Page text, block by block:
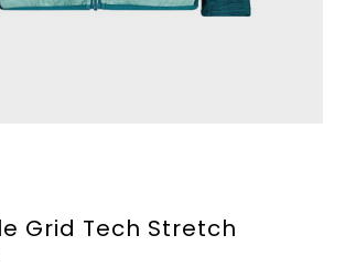
Grid Tech Stretch